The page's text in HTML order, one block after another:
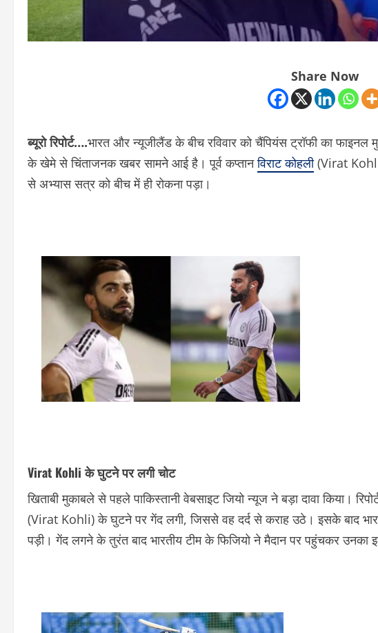
Share Now
ब्यूरो रिपोर्ट….भारत और न्यूजीलैंड के बीच रविवार को चैंपियंस ट्रॉफी का फाइनल
के खेमे से चिंताजनक खबर सामने आई है। पूर्व कप्तानविराट कोहली(Virat
से अभ्यास सत्र को बीच में ही रोकना पड़ा।
Virat Kohli के घुटने पर लगी चोट
खिताबी मुकाबले से पहले पाकिस्तानी वेबसाइट जियो न्यूज ने बड़ा दावा किया।
(Virat Kohli) के घुटने पर गेंद लगी, जिससे वह दर्द से कराह उठे। इसके बाद
पड़ी। गेंद लगने के तुरंत बाद भारतीय टीम के फिजियो ने मैदान पर पहुंचकर उनका